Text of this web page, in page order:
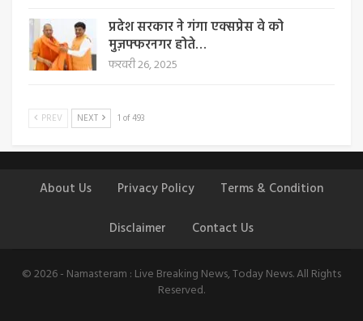
प्रदेश सरकार ने गंगा एक्सप्रेस वे को
मुज़फ्फरनगर होते…
फरवरी 26, 2025
PREV NEXT 1 of 493
About Us Privacy Policy Terms & Condition
Disclaimer Contact Us
© 2026 - Namasteram : Live Breaking News, Today News. All Rights
Reserved.